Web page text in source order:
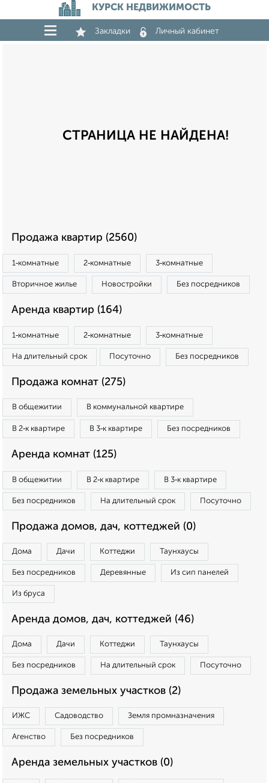
КУРСК НЕДВИЖИМОСТЬ
Закладки Личный кабинет
СТРАНИЦА НЕ НАЙДЕНА!
Продажа квартир (2560)
1‑комнатные 2‑комнатные 3‑комнатные
Вторичное жилье Новостройки Без посредников
Аренда квартир (164)
1‑комнатные 2‑комнатные 3‑комнатные
На длительный срок Посуточно Без посредников
Продажа комнат (275)
В общежитии В коммунальной квартире
В 2‑к квартире В 3‑к квартире Без посредников
Аренда комнат (125)
В общежитии В 2‑к квартире В 3‑к квартире
Без посредников На длительный срок Посуточно
Продажа домов, дач, коттеджей (0)
Дома Дачи Коттеджи Таунхаусы
Без посредников Деревянные Из сип панелей
Из бруса
Аренда домов, дач, коттеджей (46)
Дома Дачи Коттеджи Таунхаусы
Без посредников На длительный срок Посуточно
Продажа земельных участков (2)
ИЖС Садоводство Земля промназначения
Агенство Без посредников
Аренда земельных участков (0)